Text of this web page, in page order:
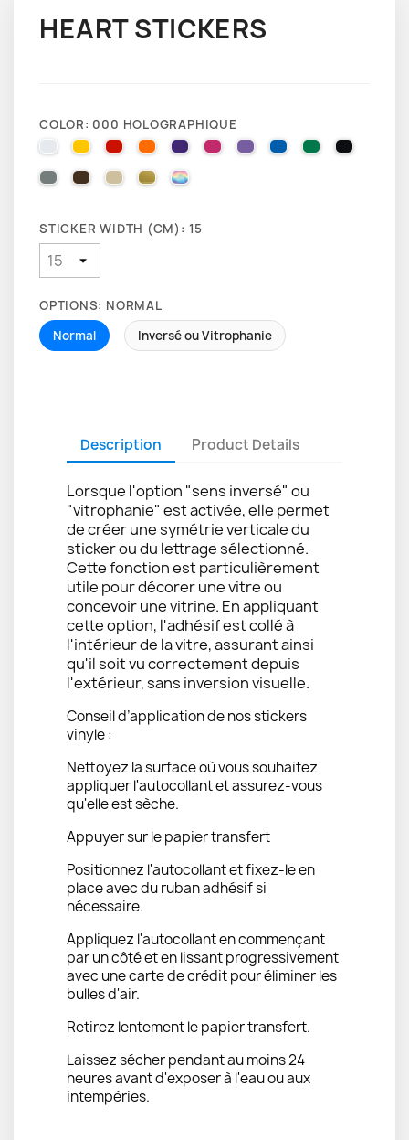
HEART STICKERS
COLOR: 000 HOLOGRAPHIQUE
010 WHITE025 BRIMSTONE YELLOW
031 RED035 PASTEL ORANGE
040 VIOLET
041 PINK043 LAVENDER
051 GENTIAN BLUE
061 GREEN
070
071 GREY080 BROWN
082 BEIGE
091 GOLD000 HOLOGRAPHIQUE
STICKER WIDTH (CM): 15
OPTIONS: NORMAL
Normal
Inversé ou Vitrophanie
Description Product Details
Lorsque l'option "sens inversé" ou
"vitrophanie" est activée, elle permet
de créer une symétrie verticale du
sticker ou du lettrage sélectionné.
Cette fonction est particulièrement
utile pour décorer une vitre ou
concevoir une vitrine. En appliquant
cette option, l'adhésif est collé à
l'intérieur de la vitre, assurant ainsi
qu'il soit vu correctement depuis
l'extérieur, sans inversion visuelle.
Conseil d’application de nos stickers
vinyle :
Nettoyez la surface où vous souhaitez
appliquer l'autocollant et assurez-vous
qu'elle est sèche.
Appuyer sur le papier transfert
Positionnez l'autocollant et fixez-le en
place avec du ruban adhésif si
nécessaire.
Appliquez l'autocollant en commençant
par un côté et en lissant progressivement
avec une carte de crédit pour éliminer les
bulles d'air.
Retirez lentement le papier transfert.
Laissez sécher pendant au moins 24
heures avant d'exposer à l'eau ou aux
intempéries.